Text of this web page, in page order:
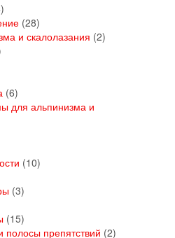
4
товара2828
товаров
и скалолазания 22
66
товаров
для альпинизма и
1010
33
1515
товаровпрепятствий 22